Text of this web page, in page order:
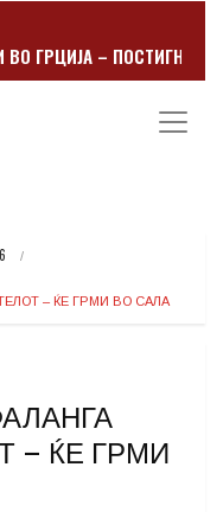
ГРЦИЈА – ПОСТИГНА
– ЌЕ ГРМИ ВО САЛА
– ЌЕ ГРМИ